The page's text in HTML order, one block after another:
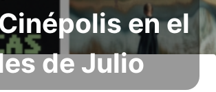
en el
de Julio